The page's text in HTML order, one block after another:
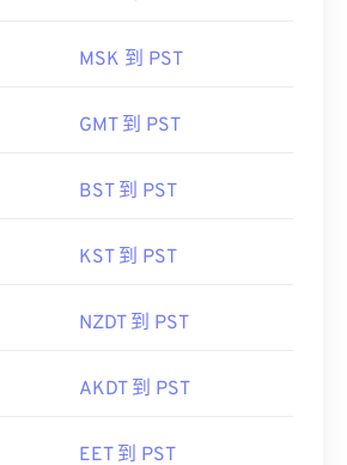
MSK 到 PST
GMT 到 PST
BST 到 PST
KST 到 PST
NZDT 到 PST
AKDT 到 PST
EET 到 PST